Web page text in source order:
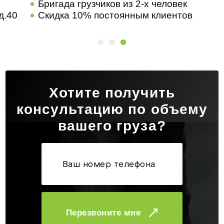
Помощь в сборе и разборе мебели
Убрали мусор после перевозки
Хотите получить
консультацию по объему
вашего груза?
Перезвоните мне